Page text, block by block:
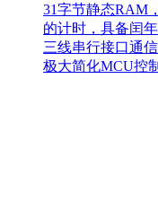
31字节静态RAM
的计时，具备闰
三线串行接口通
极大简化MCU控